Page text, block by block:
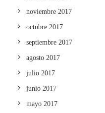
noviembre 2017
octubre 2017
septiembre 2017
agosto 2017
julio 2017
junio 2017
mayo 2017